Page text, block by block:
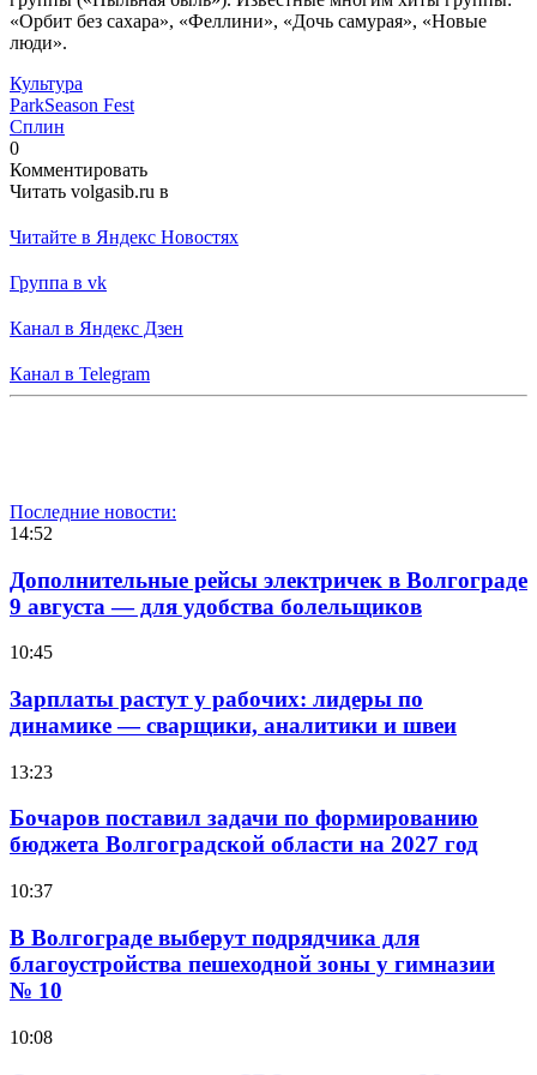
«Орбит без сахара», «Феллини», «Дочь самурая», «Новые
люди».
Культура
ParkSeason Fest
Сплин
0
Комментировать
Читать volgasib.ru в
Читайте в Яндекс Новостях
Группа в vk
Канал в Яндекс Дзен
Канал в Telegram
Последние новости:
14:52
Дополнительные рейсы электричек в Волгограде
9 августа — для удобства болельщиков
10:45
Зарплаты растут у рабочих: лидеры по
динамике — сварщики, аналитики и швеи
13:23
Бочаров поставил задачи по формированию
бюджета Волгоградской области на 2027 год
10:37
В Волгограде выберут подрядчика для
благоустройства пешеходной зоны у гимназии
№ 10
10:08